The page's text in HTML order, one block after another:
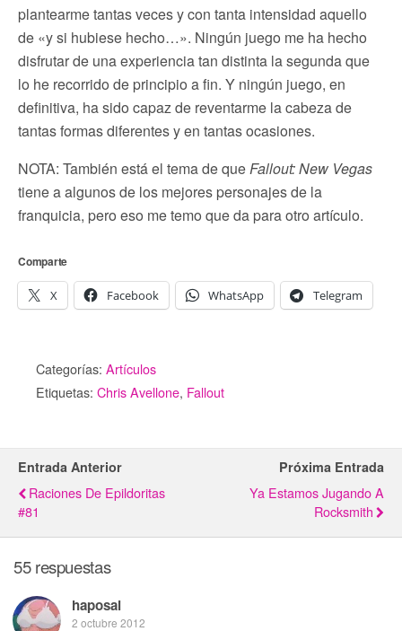
plantearme tantas veces y con tanta intensidad aquello
de «y si hubiese hecho…». Ningún juego me ha hecho
disfrutar de una experiencia tan distinta la segunda que
lo he recorrido de principio a fin. Y ningún juego, en
definitiva, ha sido capaz de reventarme la cabeza de
tantas formas diferentes y en tantas ocasiones.
NOTA: También está el tema de queFallout: New Vegas
tiene a algunos de los mejores personajes de la
franquicia, pero eso me temo que da para otro artículo.
Comparte
X Facebook WhatsApp Telegram
Categorías: Artículos
Etiquetas: Chris Avellone, Fallout
Entrada Anterior
Raciones De Epildoritas
#81
Próxima Entrada
Ya Estamos Jugando A
Rocksmith
55 respuestas
haposai
2 octubre 2012